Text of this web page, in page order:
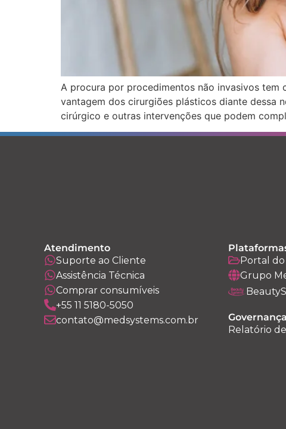
A procura por procedimentos não invasivos tem
vantagem dos cirurgiões plásticos diante dessa
cirúrgico e outras intervenções que podem
Atendimento
Suporte ao Cliente
Assistência Técnica
Comprar consumíveis
+55 11 5180-5050
contato@medsystems.com.br
Portal
Grupo
Relatório